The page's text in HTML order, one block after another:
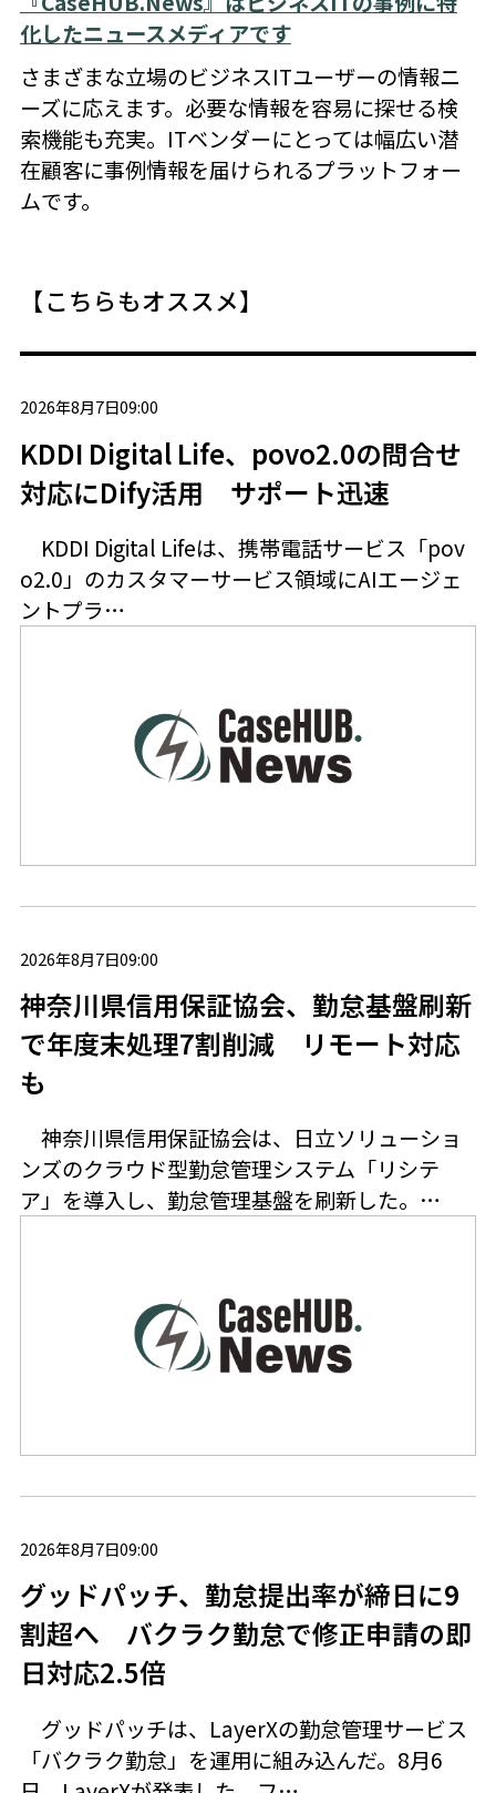
化したニュースメディアです
さまざまな立場のビジネスITユーザーの情報ニ
ーズに応えます。必要な情報を容易に探せる検
索機能も充実。ITベンダーにとっては幅広い潜
在顧客に事例情報を届けられるプラットフォー
ムです。
【こちらもオススメ】
2026年8月7日09:00
KDDI Digital Life、povo2.0の問合せ
対応にDify活用 サポート迅速
KDDI Digital Lifeは、携帯電話サービス「pov
o2.0」のカスタマーサービス領域にAIエージェ
ントプラ…
2026年8月7日09:00
神奈川県信用保証協会、勤怠基盤刷新
で年度末処理7割削減 リモート対応
も
神奈川県信用保証協会は、日立ソリューショ
ンズのクラウド型勤怠管理システム「リシテ
ア」を導入し、勤怠管理基盤を刷新した。…
2026年8月7日09:00
グッドパッチ、勤怠提出率が締日に9
割超へ バクラク勤怠で修正申請の即
日対応2.5倍
グッドパッチは、LayerXの勤怠管理サービス
「バクラク勤怠」を運用に組み込んだ。8月6